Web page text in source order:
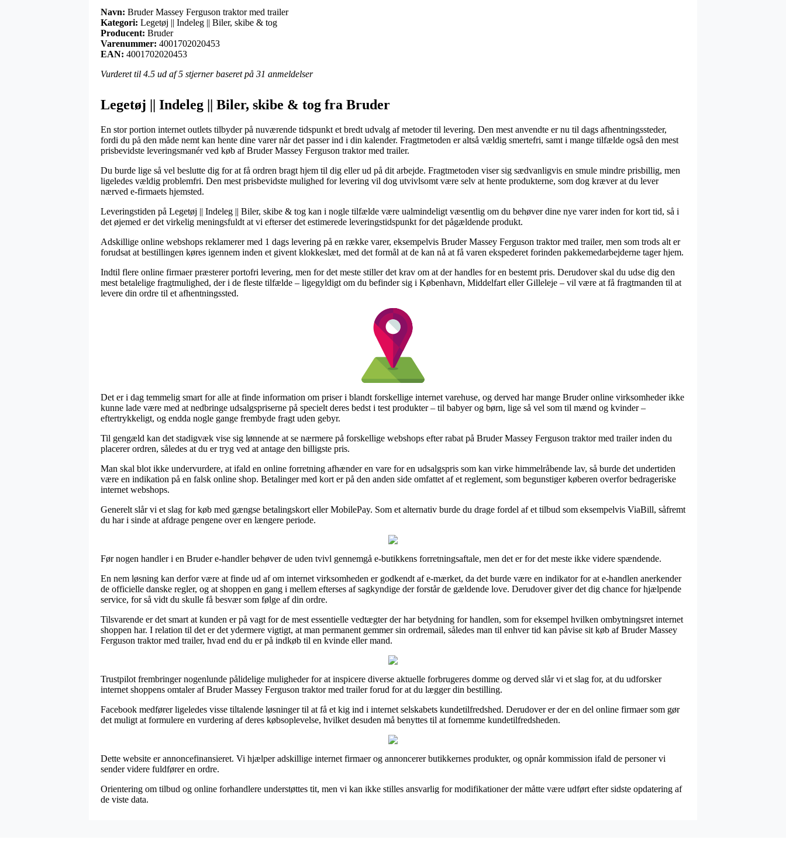
Navn: Bruder Massey Ferguson traktor med trailer
Kategori: Legetøj || Indeleg || Biler, skibe & tog
Producent: Bruder
Varenummer: 4001702020453
EAN: 4001702020453
Vurderet til 4.5 ud af 5 stjerner baseret på 31 anmeldelser
Legetøj || Indeleg || Biler, skibe & tog fra Bruder
En stor portion internet outlets tilbyder på nuværende tidspunkt et bredt udvalg af metoder til levering. Den mest anvendte er nu til dags afhentningssteder,
fordi du på den måde nemt kan hente dine varer når det passer ind i din kalender. Fragtmetoden er altså vældig smertefri, samt i mange tilfælde også den mest
prisbevidste leveringsmanér ved køb af Bruder Massey Ferguson traktor med trailer.
Du burde lige så vel beslutte dig for at få ordren bragt hjem til dig eller ud på dit arbejde. Fragtmetoden viser sig sædvanligvis en smule mindre prisbillig, men
ligeledes vældig problemfri. Den mest prisbevidste mulighed for levering vil dog utvivlsomt være selv at hente produkterne, som dog kræver at du lever
nærved e-firmaets hjemsted.
Leveringstiden på Legetøj || Indeleg || Biler, skibe & tog kan i nogle tilfælde være ualmindeligt væsentlig om du behøver dine nye varer inden for kort tid, så i
det øjemed er det virkelig meningsfuldt at vi efterser det estimerede leveringstidspunkt for det pågældende produkt.
Adskillige online webshops reklamerer med 1 dags levering på en række varer, eksempelvis Bruder Massey Ferguson traktor med trailer, men som trods alt er
forudsat at bestillingen køres igennem inden et givent klokkeslæt, med det formål at de kan nå at få varen ekspederet forinden pakkemedarbejderne tager hjem.
Indtil flere online firmaer præsterer portofri levering, men for det meste stiller det krav om at der handles for en bestemt pris. Derudover skal du udse dig den
mest betalelige fragtmulighed, der i de fleste tilfælde – ligegyldigt om du befinder sig i København, Middelfart eller Gilleleje – vil være at få fragtmanden til at
levere din ordre til et afhentningssted.
Det er i dag temmelig smart for alle at finde information om priser i blandt forskellige internet varehuse, og derved har mange Bruder online virksomheder ikke
kunne lade være med at nedbringe udsalgspriserne på specielt deres bedst i test produkter – til babyer og børn, lige så vel som til mænd og kvinder –
eftertrykkeligt, og endda nogle gange frembyde fragt uden gebyr.
Til gengæld kan det stadigvæk vise sig lønnende at se nærmere på forskellige webshops efter rabat på Bruder Massey Ferguson traktor med trailer inden du
placerer ordren, således at du er tryg ved at antage den billigste pris.
Man skal blot ikke undervurdere, at ifald en online forretning afhænder en vare for en udsalgspris som kan virke himmelråbende lav, så burde det undertiden
være en indikation på en falsk online shop. Betalinger med kort er på den anden side omfattet af et reglement, som begunstiger køberen overfor bedrageriske
internet webshops.
Generelt slår vi et slag for køb med gængse betalingskort eller MobilePay. Som et alternativ burde du drage fordel af et tilbud som eksempelvis ViaBill, såfremt
du har i sinde at afdrage pengene over en længere periode.
Før nogen handler i en Bruder e-handler behøver de uden tvivl gennemgå e-butikkens forretningsaftale, men det er for det meste ikke videre spændende.
En nem løsning kan derfor være at finde ud af om internet virksomheden er godkendt af e-mærket, da det burde være en indikator for at e-handlen anerkender
de officielle danske regler, og at shoppen en gang i mellem efterses af sagkyndige der forstår de gældende love. Derudover giver det dig chance for hjælpende
service, for så vidt du skulle få besvær som følge af din ordre.
Tilsvarende er det smart at kunden er på vagt for de mest essentielle vedtægter der har betydning for handlen, som for eksempel hvilken ombytningsret internet
shoppen har. I relation til det er det ydermere vigtigt, at man permanent gemmer sin ordremail, således man til enhver tid kan påvise sit køb af Bruder Massey
Ferguson traktor med trailer, hvad end du er på indkøb til en kvinde eller mand.
Trustpilot frembringer nogenlunde pålidelige muligheder for at inspicere diverse aktuelle forbrugeres domme og derved slår vi et slag for, at du udforsker
internet shoppens omtaler af Bruder Massey Ferguson traktor med trailer forud for at du lægger din bestilling.
Facebook medfører ligeledes visse tiltalende løsninger til at få et kig ind i internet selskabets kundetilfredshed. Derudover er der en del online firmaer som gør
det muligt at formulere en vurdering af deres købsoplevelse, hvilket desuden må benyttes til at fornemme kundetilfredsheden.
Dette website er annoncefinansieret. Vi hjælper adskillige internet firmaer og annoncerer butikkernes produkter, og opnår kommission ifald de personer vi
sender videre fuldfører en ordre.
Orientering om tilbud og online forhandlere understøttes tit, men vi kan ikke stilles ansvarlig for modifikationer der måtte være udført efter sidste opdatering af
de viste data.